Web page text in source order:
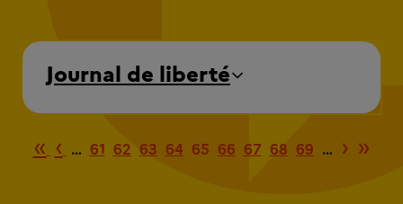
Journal de liberté
Première page
« Page précédente
‹ … 61 62 63 64 65 66 67 68 69 … › »